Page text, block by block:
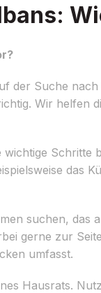
der Suche
Wir helfen
Schritte
das
suchen,
gerne zur
umfasst.
Hausrats.